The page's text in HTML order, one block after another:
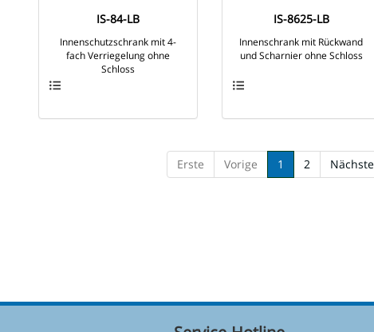
IS-84-LB
Innenschutzschrank mit 4-
fach Verriegelung ohne
Schloss
IS-8625-LB
Innenschrank mit Rückwand
und Scharnier ohne Schloss
Erste Vorige 1 2 Nächste